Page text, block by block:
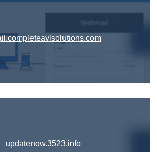
updatenow.3523.info